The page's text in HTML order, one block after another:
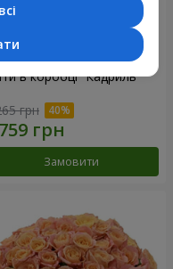
в коробці “Кадриль”
грн
Замовити